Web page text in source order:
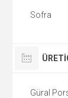
Sofra
Güral